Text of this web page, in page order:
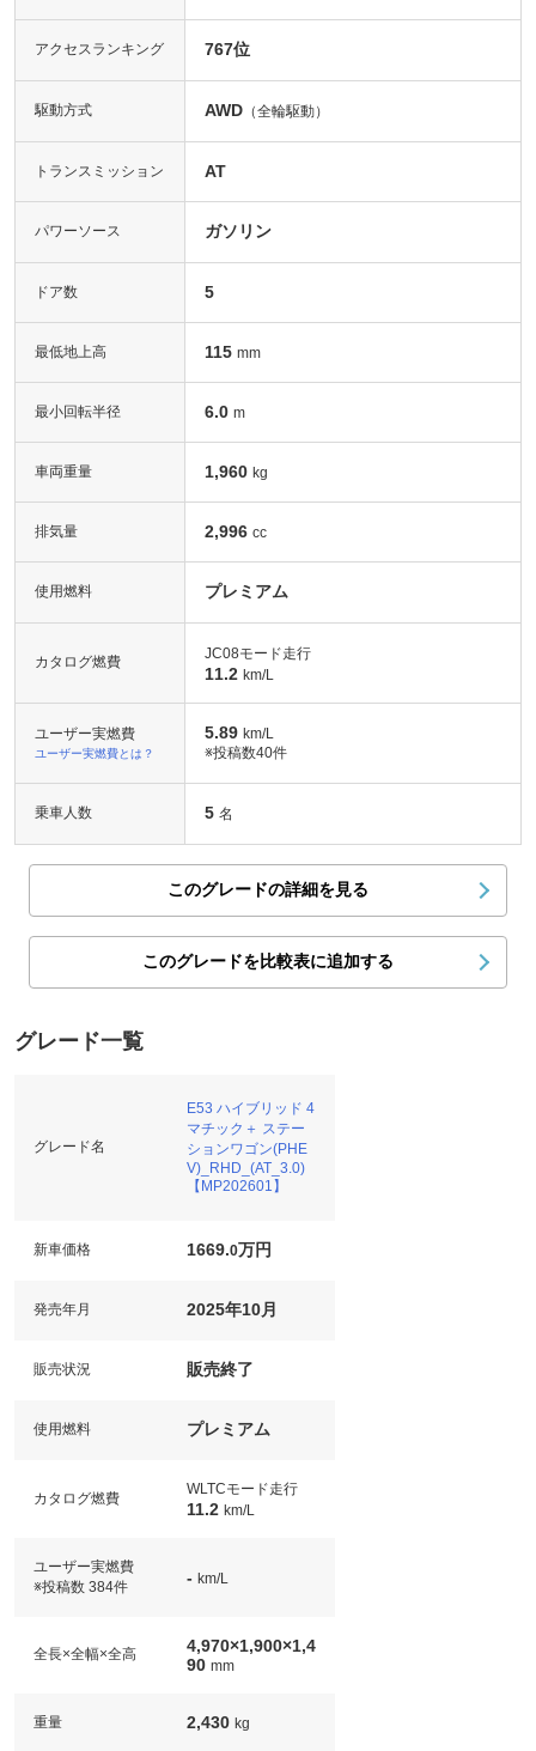
アクセスランキング 767位
駆動方式 AWD （全輪駆動）
トランスミッション AT
パワーソース ガソリン
ドア数 5
最低地上高 115 mm
最小回転半径 6.0 m
車両重量 1,960 kg
排気量 2,996 cc
使用燃料 プレミアム
カタログ燃費 JC08モード走行
11.2 km/L
ユーザー実燃費
ユーザー実燃費とは？
5.89 km/L
※投稿数40件
乗車人数 5 名
このグレードの詳細を見る
このグレードを比較表に追加する
グレード一覧
グレード名
E53 ハイブリッド 4
マチック＋ ステー
ションワゴン(PHE
V)_RHD_(AT_3.0)
【MP202601】
新車価格 1669.0万円
発売年月 2025年10月
販売状況 販売終了
使用燃料 プレミアム
カタログ燃費
WLTCモード走行
11.2 km/L
ユーザー実燃費
※投稿数 384件
- km/L
全長×全幅×全高
4,970×1,900×1,4
90 mm
重量 2,430 kg